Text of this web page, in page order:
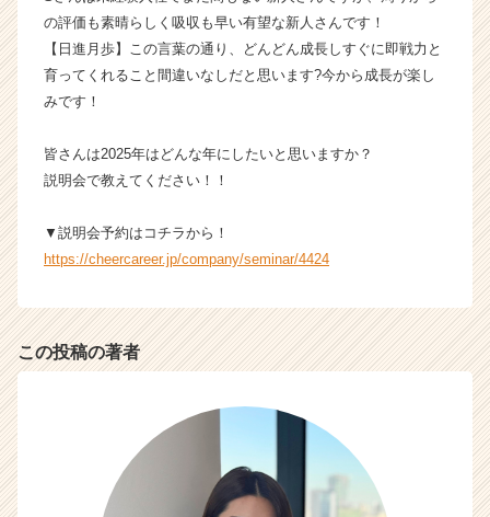
が
届
く
就
イ
ト
キ
ャ
ア
r
の評価も素晴らしく吸収も早い有望な新人さんです！
【日進月歩】この言葉の通り、どんどん成長しすぐに即戦力と
育ってくれること間違いなしだと思います?今から成長が楽し
みです！
皆さんは2025年はどんな年にしたいと思いますか？
説明会で教えてください！！
▼説明会予約はコチラから！
https://cheercareer.jp/company/seminar/4424
この投稿の著者